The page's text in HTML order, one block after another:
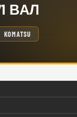
ВАЛ
KOMATSU